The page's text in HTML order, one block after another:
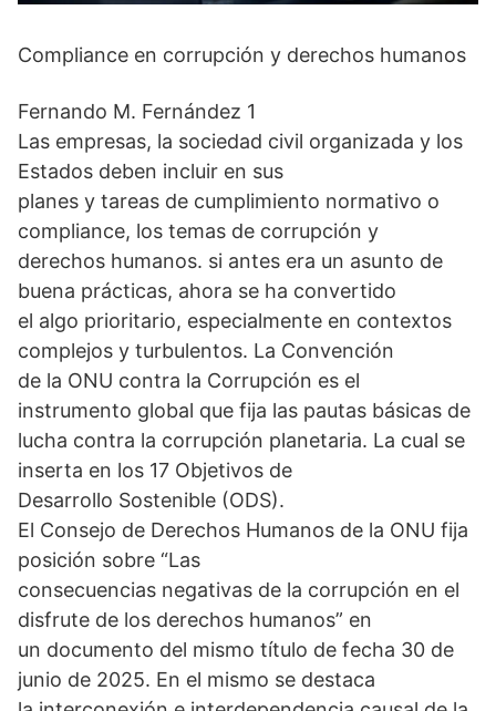
Compliance en corrupción y derechos humanos
Fernando M. Fernández 1
Las empresas, la sociedad civil organizada y los
Estados deben incluir en sus
planes y tareas de cumplimiento normativo o
compliance, los temas de corrupción y
derechos humanos. si antes era un asunto de
buena prácticas, ahora se ha convertido
el algo prioritario, especialmente en contextos
complejos y turbulentos. La Convención
de la ONU contra la Corrupción es el
instrumento global que fija las pautas básicas de
lucha contra la corrupción planetaria. La cual se
inserta en los 17 Objetivos de
Desarrollo Sostenible (ODS).
El Consejo de Derechos Humanos de la ONU fija
posición sobre “Las
consecuencias negativas de la corrupción en el
disfrute de los derechos humanos” en
un documento del mismo título de fecha 30 de
junio de 2025. En el mismo se destaca